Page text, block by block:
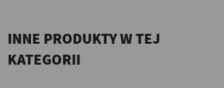
INNE PRODUKTY W TEJ
KATEGORII